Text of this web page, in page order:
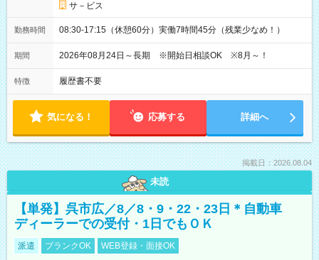
サ－ビス
勤務時間 08:30-17:15（休憩60分）実働7時間45分（残業少なめ！）
期間 2026年08月24日～長期 ※開始日相談OK ※8月～！
特徴 履歴書不要
気になる！ 応募する 詳細へ
掲載日：2026.08.04
未読
【単発】呉市広／8／8・9・22・23日＊自動車
ディーラーでの受付・1日でもＯＫ
派遣 ブランクOK WEB登録・面接OK